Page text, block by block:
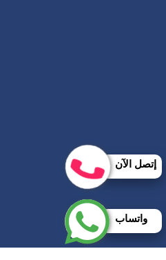
واتساب
إتصل الآن